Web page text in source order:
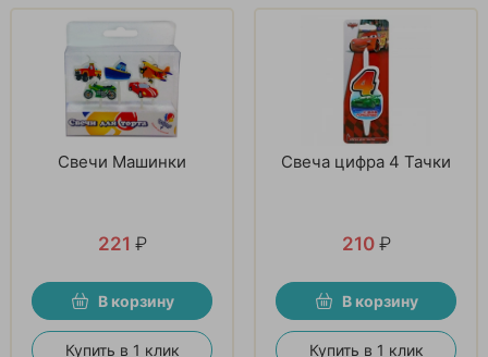
Свечи Машинки
221 ₽
В корзину
Купить в 1 клик
Свеча цифра 4 Тачки
210 ₽
В корзину
Купить в 1 клик